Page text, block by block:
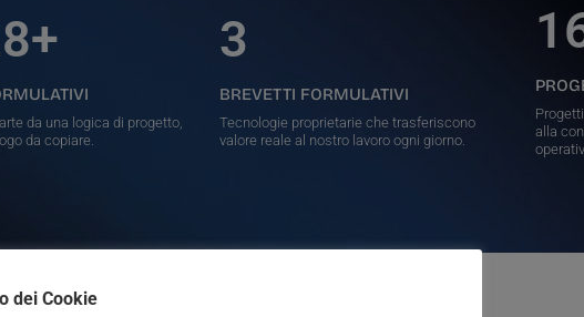
+
da una logica di progetto,
da copiare.
3
BREVETTI FORMULATIVI
Tecnologie proprietarie che trasferiscono
valore reale al nostro lavoro ogni giorno.
alla
dei Cookie